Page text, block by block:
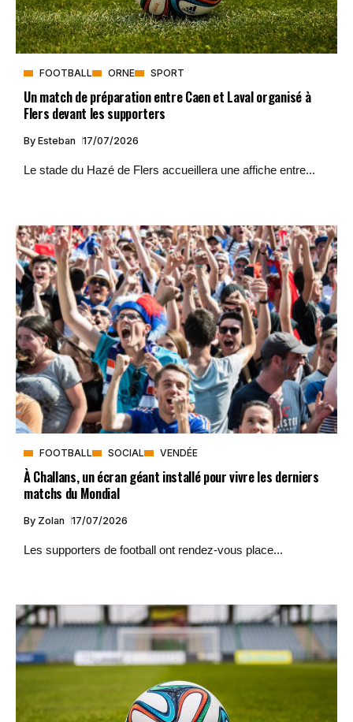
FOOTBALL ORNE SPORT
Un match de préparation entre Caen et Laval organisé à
Flers devant les supporters
By Esteban 17/07/2026
Le stade du Hazé de Flers accueillera une affiche entre...
FOOTBALL SOCIAL VENDÉE
À Challans, un écran géant installé pour vivre les derniers
matchs du Mondial
By Zolan 17/07/2026
Les supporters de football ont rendez-vous place...